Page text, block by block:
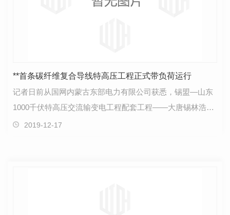
**首条碳纤维复合导线特高压工程正式带负荷运行
记者日前从国网内蒙古东部电力有限公司获悉，锡盟—山东
1000千伏特高压交流输变电工程配套工程——大唐锡林浩特
电厂1000千伏送出线路正式并网投运，这是**上首条全…
2019-12-17